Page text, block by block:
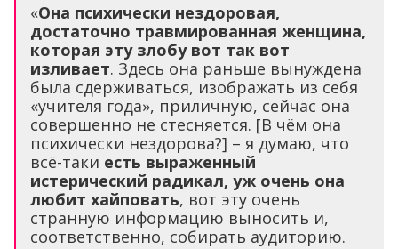
«Она психически нездоровая,
достаточно травмированная женщина,
которая эту злобу вот так вот
изливает. Здесь она раньше вынуждена
была сдерживаться, изображать из себя
«учителя года», приличную, сейчас она
совершенно не стесняется. [В чём она
психически нездорова?] – я думаю, что
всё-таки есть выраженный
истерический радикал, уж очень она
любит хайповать, вот эту очень
странную информацию выносить и,
соответственно, собирать аудиторию.